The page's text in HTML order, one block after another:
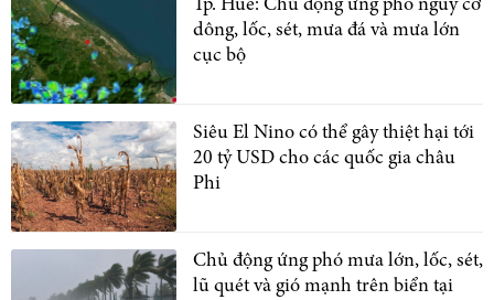
Tp. Huế: Chủ động ứng phó nguy cơ
dông, lốc, sét, mưa đá và mưa lớn
cục bộ
Siêu El Nino có thể gây thiệt hại tới
20 tỷ USD cho các quốc gia châu
Phi
Chủ động ứng phó mưa lớn, lốc, sét,
lũ quét và gió mạnh trên biển tại